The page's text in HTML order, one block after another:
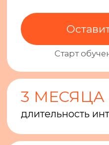
формат обучения
3 ТАРИФА
ДО 6 МОДУЛЕЙ
с практикой для партнеров